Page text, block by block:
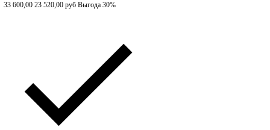
33 600,00 23 520,00 руб Выгода 30%